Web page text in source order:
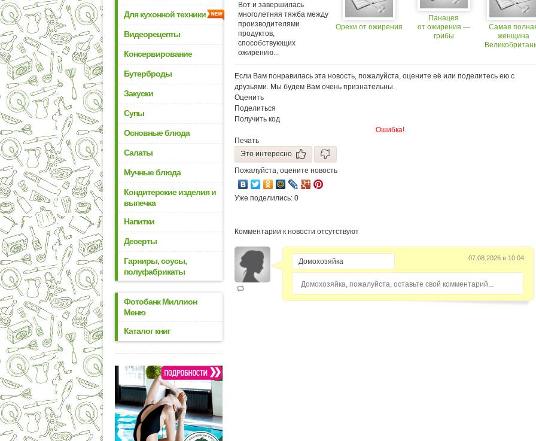
Для кухонной техники
Видеорецепты
Консервирование
Бутерброды
Закуски
Супы
Основные блюда
Салаты
Мучные блюда
Кондитерские изделия и
выпечка
Напитки
Десерты
Гарниры, соусы,
полуфабрикаты
Фотобанк Миллион
Меню
Каталог книг
Вот и завершилась
многолетняя тяжба между
производителями
продуктов,
способствующих
ожирению...
Орехи от ожирения
Панацея
от ожирения —
грибы
Самая
женщина
Если Вам понравилась эта новость, пожалуйста, оцените её или поделитесь ею с
друзьями. Мы будем Вам очень признательны.
Оценить
Поделиться
Получить код
Ошибка!
Печать
Это интересно
Пожалуйста, оцените новость
Уже поделились: 0
Комментарии к новости отсутствуют
07.08.2026 в 10:04
Домохозяйка, пожалуйста, оставьте свой комментарий...